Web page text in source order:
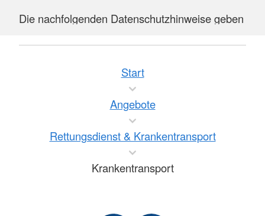
Die nachfolgenden Datenschutzhinweise geben
Daten:
zu den Datenschutzhinweisen
Für den Bereich Rettungsdienst und
Krankentransport haben wir eine
Verfahrensanweisung erstellt, die auch die
Aufklärung über die Verwendung Ihrer Daten
bei einem Notfalleinsatz und bei einem
Dabei gelten zwei unterschiedliche Verfahren,
Start
Angebote
Rettungsdienst & Krankentransport
Krankentransport